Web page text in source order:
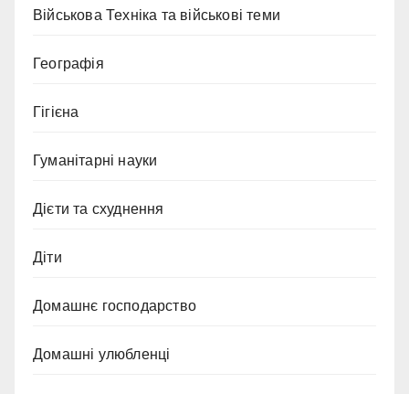
Військова Техніка та військові теми
Географія
Гігієна
Гуманітарні науки
Дієти та схуднення
Діти
Домашнє господарство
Домашні улюбленці